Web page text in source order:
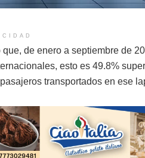
de enero a septiembre de
esto es 49.8%
transportados en ese